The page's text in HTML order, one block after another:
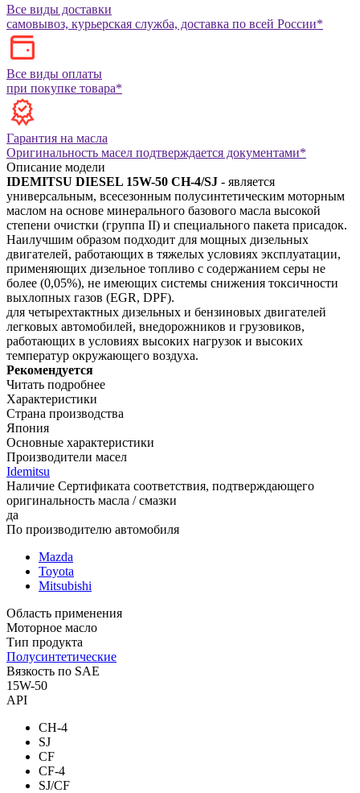
Все виды доставки
самовывоз, курьерская служба, доставка по всей России*
Все виды оплаты
при покупке товара*
Гарантия на масла
Оригинальность масел подтверждается документами*
Описание модели
IDEMITSU DIESEL 15W-50 CH-4/SJ - является
универсальным, всесезонным полусинтетическим моторным
маслом на основе минерального базового масла высокой
степени очистки (группа II) и специального пакета присадок.
Наилучшим образом подходит для мощных дизельных
двигателей, работающих в тяжелых условиях эксплуатации,
применяющих дизельное топливо с содержанием серы не
более (0,05%), не имеющих системы снижения токсичности
выхлопных газов (EGR, DPF).
для четырехтактных дизельных и бензиновых двигателей
легковых автомобилей, внедорожников и грузовиков,
работающих в условиях высоких нагрузок и высоких
температур окружающего воздуха.
Рекомендуется
Читать подробнее
Характеристики
Страна производства
Япония
Основные характеристики
Производители масел
Idemitsu
Наличие Сертификата соответствия, подтверждающего
оригинальность масла / смазки
да
По производителю автомобиля
Mazda
Toyota
Mitsubishi
Область применения
Моторное масло
Тип продукта
Полусинтетические
Вязкость по SAE
15W-50
API
CH-4
SJ
CF
CF-4
SJ/CF